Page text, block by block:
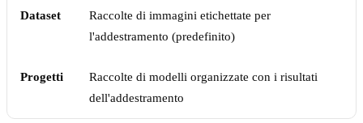
Dataset
Raccolte di immagini etichettate per
l'addestramento (predefinito)
Progetti
Raccolte di modelli organizzate con i risultati
dell'addestramento